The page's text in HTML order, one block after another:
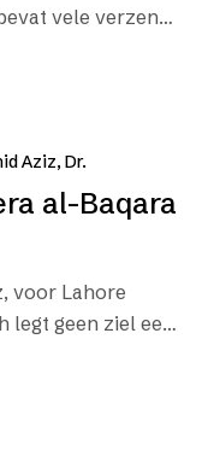
vele verzen
Aziz, Dr.
al-Baqara
voor Lahore
legt geen ziel een